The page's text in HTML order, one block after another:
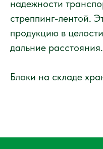
надежности
стреппинг-лентой.
продукцию в
дальние расстояния.
Блоки на складе